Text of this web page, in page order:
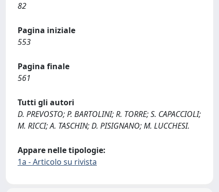
82
Pagina iniziale
553
Pagina finale
561
Tutti gli autori
D. PREVOSTO; P. BARTOLINI; R. TORRE; S. CAPACCIOLI;
M. RICCI; A. TASCHIN; D. PISIGNANO; M. LUCCHESI.
Appare nelle tipologie:
1a - Articolo su rivista